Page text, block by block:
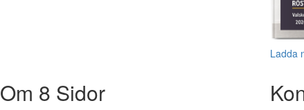
Ladda
Om 8 Sidor